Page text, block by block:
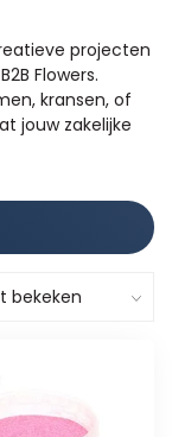
projecten
Flowers.
kransen, of
jouw zakelijke